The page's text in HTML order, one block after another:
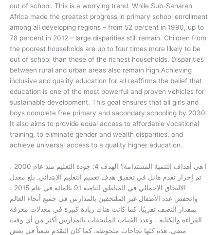
out of school. This is a worrying trend. While Sub-Saharan
Africa made the greatest progress in primary school enrollment
among all developing regions – from 52 percent in 1990, up to
78 percent in 2012 – large disparities still remain. Children from
the poorest households are up to four times more likely to be
out of school than those of the richest households. Disparities
between rural and urban areas also remain high.Achieving
inclusive and quality education for all reaffirms the belief that
education is one of the most powerful and proven vehicles for
sustainable development. This goal ensures that all girls and
boys complete free primary and secondary schooling by 2030.
It also aims to provide equal access to affordable vocational
training, to eliminate gender and wealth disparities, and
achieve universal access to a quality higher education.
ا هي أهداف التنمية المستدامة؟ الهدف 4: جودة التعليم منذ عام 2000 ،
تم إحراز تقدم هائل في تحقيق هدف تعميم التعليم الابتدائي. بلغ معدل
الالتحاق الإجمالي في المناطق النامية 91 بالمائة في عام 2015 ،
وانخفض عدد الأطفال غير الملتحقين بالمدارس في جميع أنحاء العالم
بمقدار النصف تقريبًا. كما كانت هناك زيادة كبيرة في معدلات معرفة
القراءة والكتابة ، وعدد الفتيات الملتحقات بالمدارس أكثر من أي وقت
مضى. هذه كلها نجاحات ملحوظة. كما كان التقدم صعباً في بعض